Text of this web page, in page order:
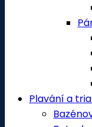
Plavání a